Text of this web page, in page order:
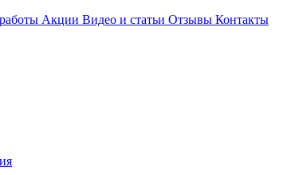
Акции Видео и статьи Отзывы Контакты